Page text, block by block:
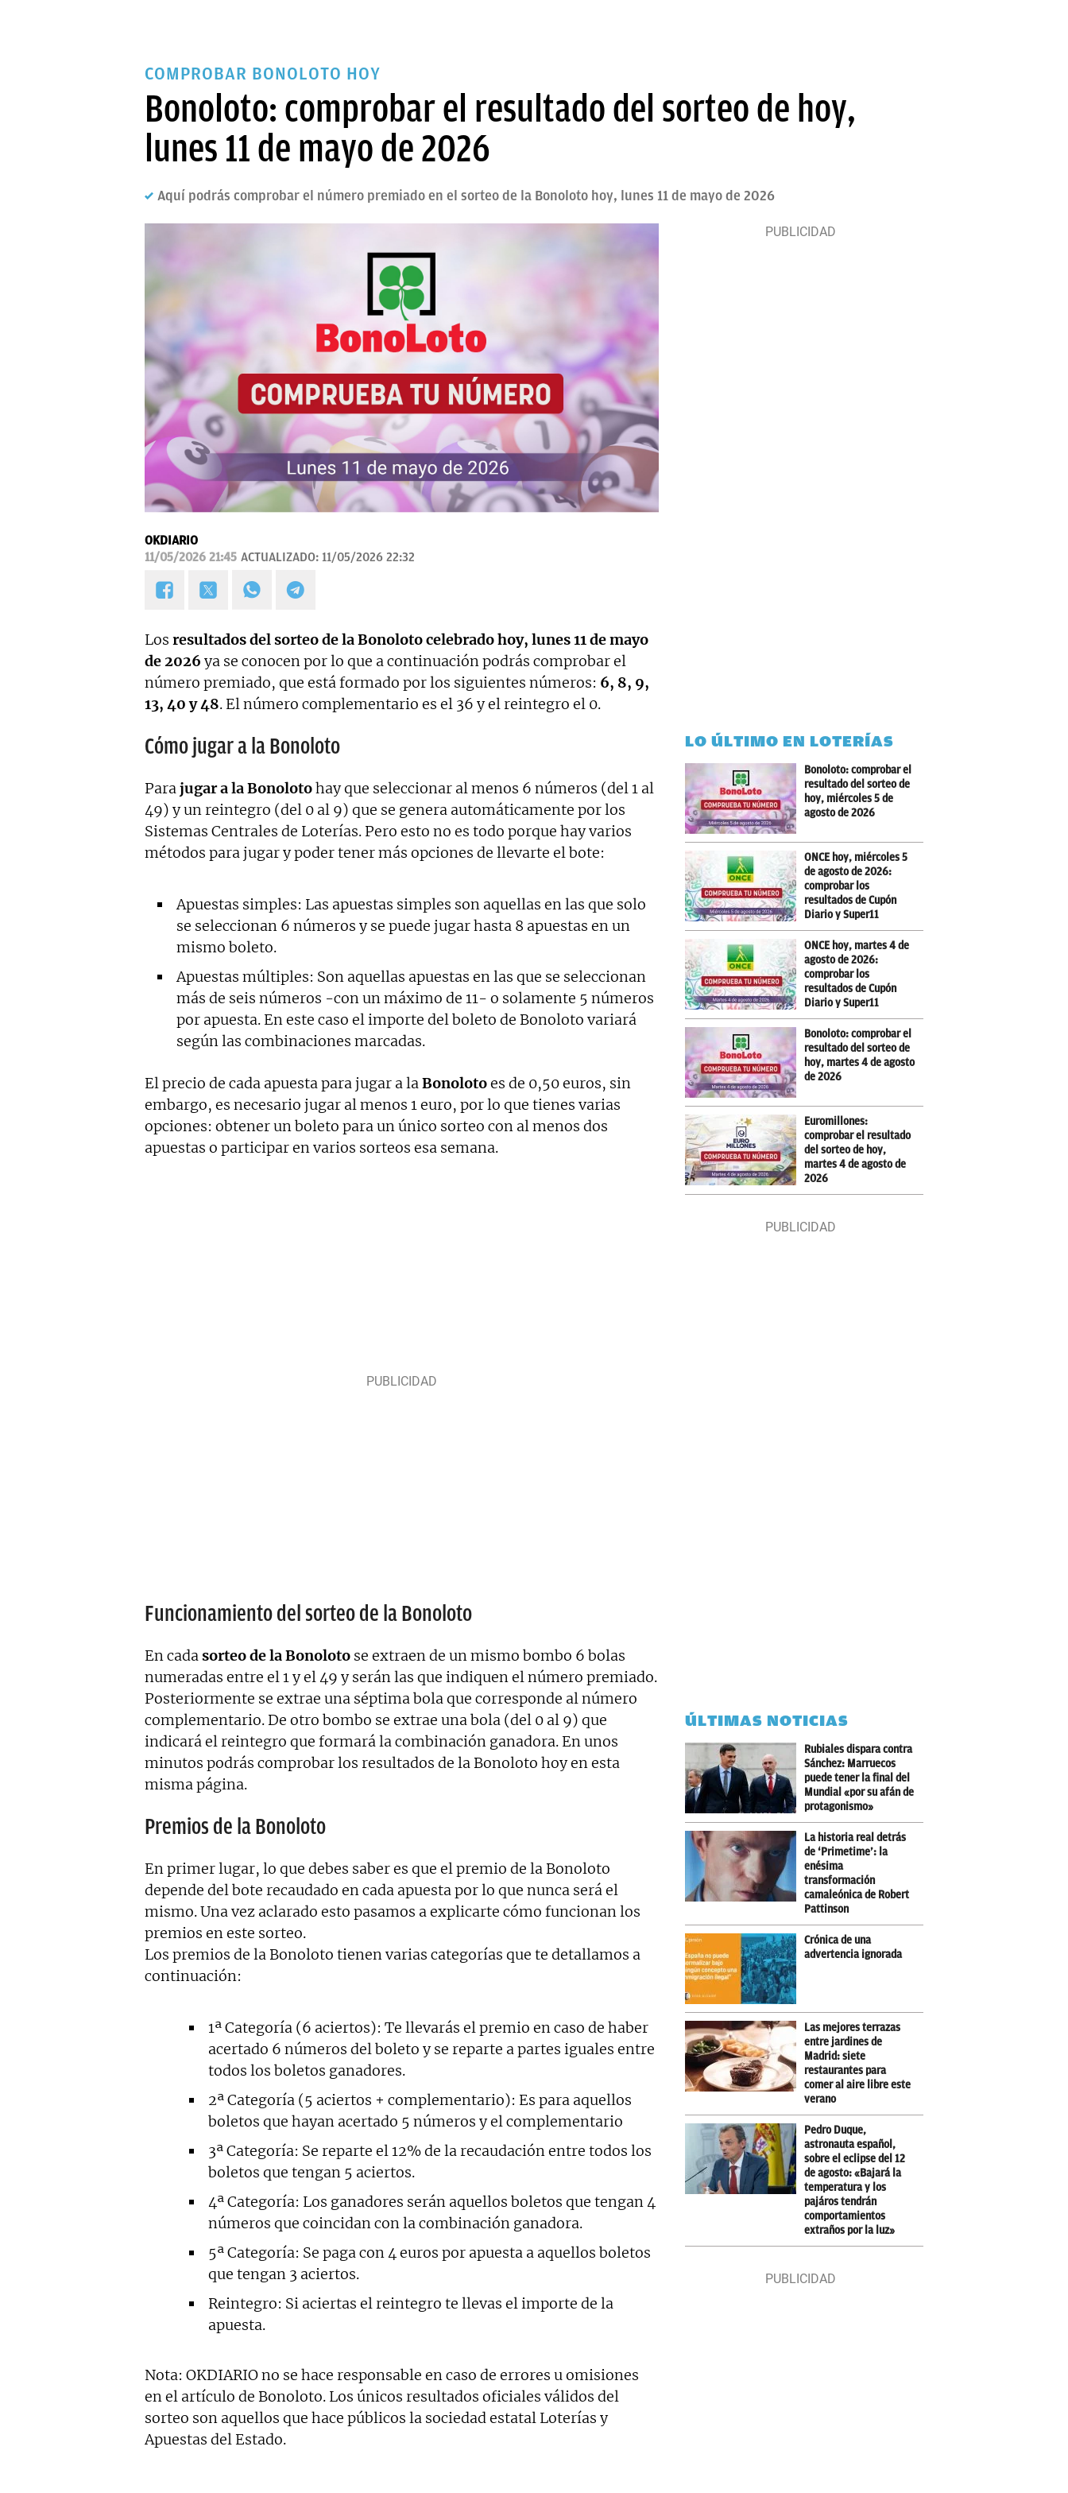
COMPROBAR BONOLOTO HOY
Bonoloto: comprobar el resultado del sorteo de hoy,
lunes 11 de mayo de 2026
Aquí podrás comprobar el número premiado en el sorteo de la Bonoloto hoy, lunes 11 de mayo de 2026
OKDIARIO
11/05/2026 21:45 ACTUALIZADO: 11/05/2026 22:32
Los resultados del sorteo de la Bonoloto celebrado hoy, lunes 11 de mayo
de 2026 ya se conocen por lo que a continuación podrás comprobar el
número premiado, que está formado por los siguientes números: 6, 8, 9,
13, 40 y 48. El número complementario es el 36 y el reintegro el 0.
Cómo jugar a la Bonoloto
Parajugar a la Bonolotohay que seleccionar al menos 6 números (del 1 al
49) y un reintegro (del 0 al 9) que se genera automáticamente por los
Sistemas Centrales de Loterías. Pero esto no es todo porque hay varios
métodos para jugar y poder tener más opciones de llevarte el bote:
Apuestas simples: Las apuestas simples son aquellas en las que solo
se seleccionan 6 números y se puede jugar hasta 8 apuestas en un
mismo boleto.
Apuestas múltiples: Son aquellas apuestas en las que se seleccionan
más de seis números -con un máximo de 11- o solamente 5 números
por apuesta. En este caso el importe del boleto de Bonoloto variará
según las combinaciones marcadas.
El precio de cada apuesta para jugar a laBonolotoes de 0,50 euros, sin
embargo, es necesario jugar al menos 1 euro, por lo que tienes varias
opciones: obtener un boleto para un único sorteo con al menos dos
apuestas o participar en varios sorteos esa semana.
Funcionamiento del sorteo de la Bonoloto
En cadasorteo de la Bonoloto se extraen de un mismo bombo 6 bolas
numeradas entre el 1 y el 49 y serán las que indiquen el número premiado.
Posteriormente se extrae una séptima bola que corresponde al número
complementario. De otro bombo se extrae una bola (del 0 al 9) que
indicará el reintegro que formará la combinación ganadora. En unos
minutos podrás comprobar los resultados de la Bonoloto hoy en esta
misma página.
Premios de la Bonoloto
En primer lugar, lo que debes saber es que el premio de la Bonoloto
depende del bote recaudado en cada apuesta por lo que nunca será el
mismo. Una vez aclarado esto pasamos a explicarte cómo funcionan los
premios en este sorteo.
Los premios de la Bonoloto tienen varias categorías que te detallamos a
continuación:
1ª Categoría (6 aciertos): Te llevarás el premio en caso de haber
acertado 6 números del boleto y se reparte a partes iguales entre
todos los boletos ganadores.
2ª Categoría (5 aciertos + complementario): Es para aquellos
boletos que hayan acertado 5 números y el complementario
3ª Categoría: Se reparte el 12% de la recaudación entre todos los
boletos que tengan 5 aciertos.
4ª Categoría: Los ganadores serán aquellos boletos que tengan 4
números que coincidan con la combinación ganadora.
5ª Categoría: Se paga con 4 euros por apuesta a aquellos boletos
que tengan 3 aciertos.
Reintegro: Si aciertas el reintegro te llevas el importe de la
apuesta.
Nota: OKDIARIO no se hace responsable en caso de errores u omisiones
en el artículo de Bonoloto. Los únicos resultados oficiales válidos del
sorteo son aquellos que hace públicos la sociedad estatal Loterías y
Apuestas del Estado.
LO ÚLTIMO EN LOTERÍAS
Bonoloto: comprobar el
resultado del sorteo de
hoy, miércoles 5 de
agosto de 2026
ONCE hoy, miércoles 5
de agosto de 2026:
comprobar los
resultados de Cupón
Diario y Super11
ONCE hoy, martes 4 de
agosto de 2026:
comprobar los
resultados de Cupón
Diario y Super11
Bonoloto: comprobar el
resultado del sorteo de
hoy, martes 4 de agosto
de 2026
Euromillones:
comprobar el resultado
del sorteo de hoy,
martes 4 de agosto de
2026
ÚLTIMAS NOTICIAS
Rubiales dispara contra
Sánchez: Marruecos
puede tener la final del
Mundial «por su afán de
protagonismo»
La historia real detrás
de ‘Primetime’: la
enésima
transformación
camaleónica de Robert
Pattinson
Crónica de una
advertencia ignorada
Las mejores terrazas
entre jardines de
Madrid: siete
restaurantes para
comer al aire libre este
verano
Pedro Duque,
astronauta español,
sobre el eclipse del 12
de agosto: «Bajará la
temperatura y los
pajáros tendrán
comportamientos
extraños por la luz»